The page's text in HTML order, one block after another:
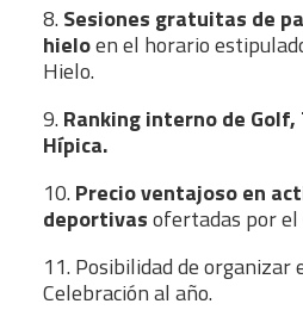
8. Sesiones gratuitas de
hieloen el horario
Hielo.
9. Ranking interno de Golf,
Hípica.
10. Precio ventajoso en
deportivasofertadas por el
11. Posibilidad de organizar
Celebración al año.